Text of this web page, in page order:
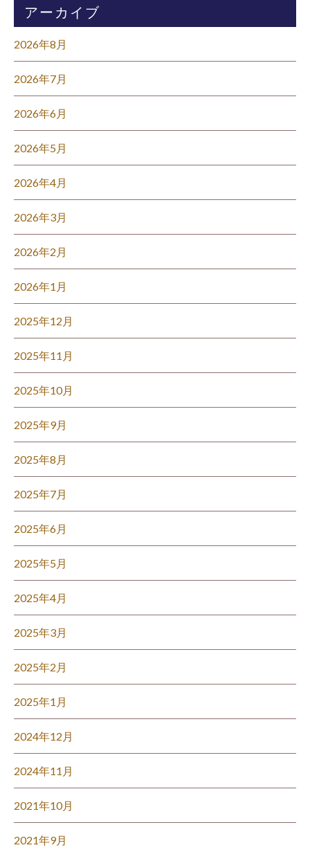
アーカイブ
2026年8月
2026年7月
2026年6月
2026年5月
2026年4月
2026年3月
2026年2月
2026年1月
2025年12月
2025年11月
2025年10月
2025年9月
2025年8月
2025年7月
2025年6月
2025年5月
2025年4月
2025年3月
2025年2月
2025年1月
2024年12月
2024年11月
2021年10月
2021年9月